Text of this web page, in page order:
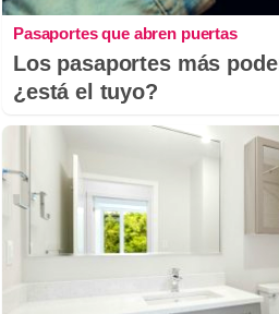
Pasaportes que abren puertas
Los pasaportes más
¿está el tuyo?